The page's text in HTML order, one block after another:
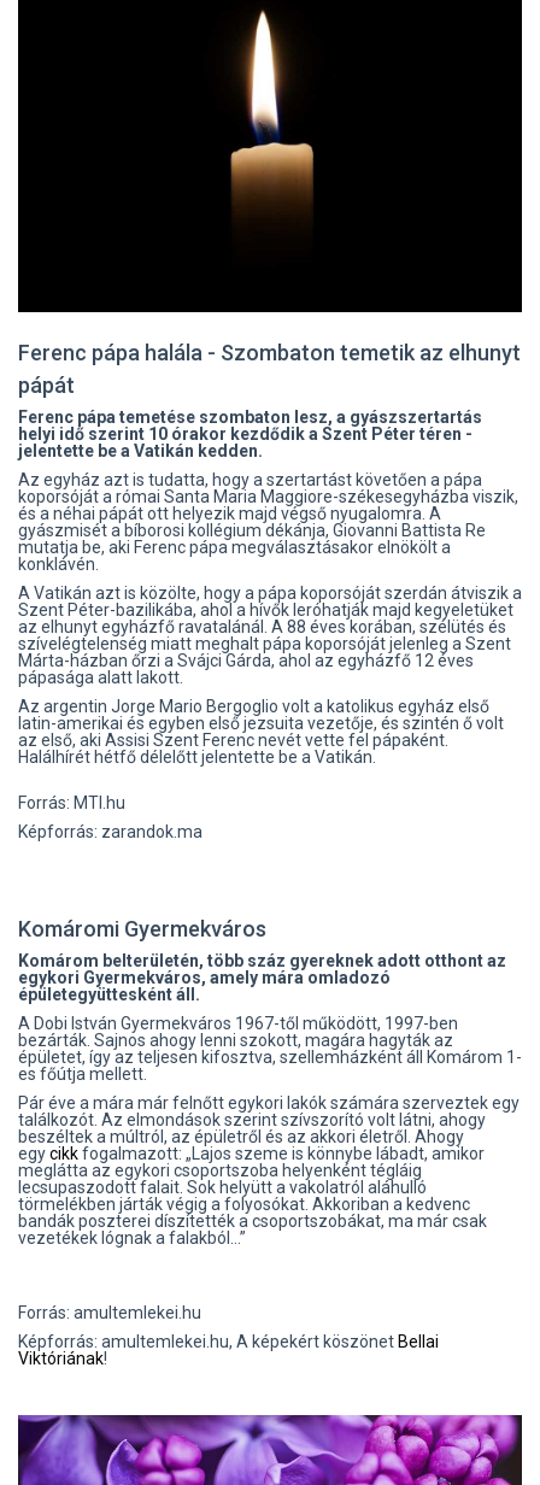
Ferenc pápa halála - Szombaton temetik az elhunyt
pápát
Ferenc pápa temetése szombaton lesz, a gyászszertartás
helyi idő szerint 10 órakor kezdődik a Szent Péter téren -
jelentette be a Vatikán kedden.
Az egyház azt is tudatta, hogy a szertartást követően a pápa
koporsóját a római Santa Maria Maggiore-székesegyházba viszik,
és a néhai pápát ott helyezik majd végső nyugalomra. A
gyászmisét a bíborosi kollégium dékánja, Giovanni Battista Re
mutatja be, aki Ferenc pápa megválasztásakor elnökölt a
konklávén.
A Vatikán azt is közölte, hogy a pápa koporsóját szerdán átviszik a
Szent Péter-bazilikába, ahol a hívők leróhatják majd kegyeletüket
az elhunyt egyházfő ravatalánál. A 88 éves korában, szélütés és
szívelégtelenség miatt meghalt pápa koporsóját jelenleg a Szent
Márta-házban őrzi a Svájci Gárda, ahol az egyházfő 12 éves
pápasága alatt lakott.
Az argentin Jorge Mario Bergoglio volt a katolikus egyház első
latin-amerikai és egyben első jezsuita vezetője, és szintén ő volt
az első, aki Assisi Szent Ferenc nevét vette fel pápaként.
Halálhírét hétfő délelőtt jelentette be a Vatikán.
Forrás: MTI.hu
Képforrás: zarandok.ma
Komáromi Gyermekváros
Komárom belterületén, több száz gyereknek adott otthont az
egykori Gyermekváros, amely mára omladozó
épületegyüttesként áll.
A Dobi István Gyermekváros 1967-től működött, 1997-ben
bezárták. Sajnos ahogy lenni szokott, magára hagyták az
épületet, így az teljesen kifosztva, szellemházként áll Komárom 1-
es főútja mellett.
Pár éve a mára már felnőtt egykori lakók számára szerveztek egy
találkozót. Az elmondások szerint szívszorító volt látni, ahogy
beszéltek a múltról, az épületről és az akkori életről. Ahogy
egycikkfogalmazott: „Lajos szeme is könnybe lábadt, amikor
meglátta az egykori csoportszoba helyenként tégláig
lecsupaszodott falait. Sok helyütt a vakolatról aláhulló
törmelékben járták végig a folyosókat. Akkoriban a kedvenc
bandák poszterei díszítették a csoportszobákat, ma már csak
vezetékek lógnak a falakból…”
Forrás: amultemlekei.hu
Képforrás: amultemlekei.hu, A képekért köszönet Bellai
Viktóriának!